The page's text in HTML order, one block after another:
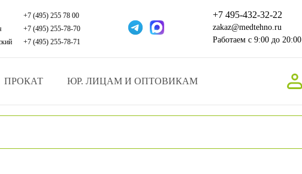
+7 (495) 255 78 00
+7 (495) 255-78-70
+7 (495) 255-78-71
+7 495-432-32-22
zakaz@medtehno.ru
Работаем с 9:00 до 20:00
ПРОКАТ ЮР. ЛИЦАМ И ОПТОВИКАМ